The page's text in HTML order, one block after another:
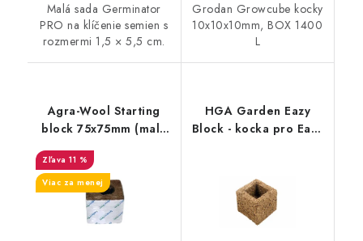
Malá sada Germinator
PRO na klíčenie semien s
rozmermi 1,5 × 5,5 cm.
Grodan Growcube kocky
10x10x10mm, BOX 1400
L
Agra-Wool Starting
block 75x75mm (malá
diera 28/35)
11 %
Viac za menej
HGA Garden Eazy
Block - kocka pro Eazy